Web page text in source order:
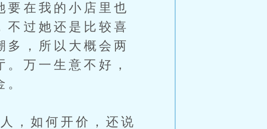
要在我的小店里也
不过她还是比较喜
多，所以大概会两
万一生意不好，
，如何开价，还说